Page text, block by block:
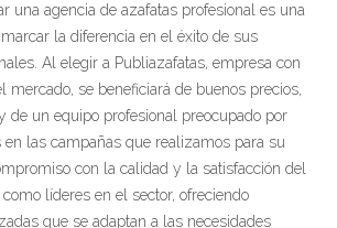
una agencia de azafatas profesional es una
la diferencia en el éxito de sus
Al elegir a Publiazafatas, empresa con
mercado, se beneficiará de buenos precios,
de un equipo profesional preocupado por
las campañas que realizamos para su
con la calidad y la satisfacción del
líderes en el sector, ofreciendo
que se adaptan a las necesidades